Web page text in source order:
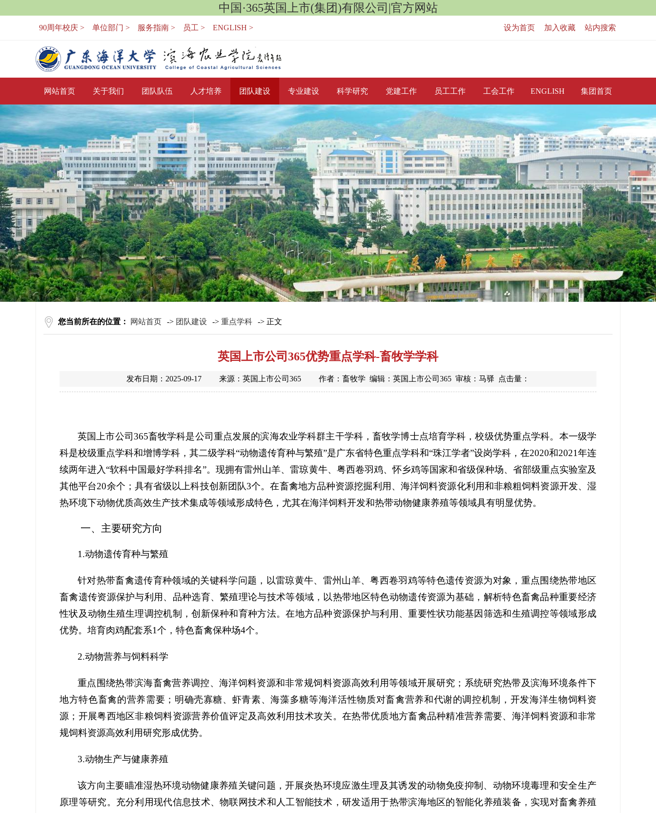
中国·365英国上市(集团)有限公司|官方网站
90周年校庆 > 单位部门 > 服务指南 > 员工 > ENGLISH > 设为首页 加入收藏 站内搜索
网站首页 关于我们 团队队伍 人才培养 团队建设 专业建设 科学研究 党建工作 员工工作 工会工作 ENGLISH 集团首页
您当前所在的位置： 网站首页 -> 团队建设 -> 重点学科 -> 正文
英国上市公司365优势重点学科-畜牧学学科
发布日期：2025-09-17 来源：英国上市公司365 作者：畜牧学 编辑：英国上市公司365 审核：马驿 点击量：
英国上市公司365畜牧学科是公司重点发展的滨海农业学科群主干学科，畜牧学博士点培育学科，校级优势重点学科。本一级学
科是校级重点学科和增博学科，其二级学科“动物遗传育种与繁殖”是广东省特色重点学科和“珠江学者”设岗学科， 在2020和2021年连
续两年进入“软科中国最好学科排名”。现拥有雷州山羊、雷琼黄牛、粤西卷羽鸡、怀乡鸡等国家和省级保种场、省部级重点实验室及
其他平台20余个；具有省级以上科技创新团队3个。在畜禽地方品种资源挖掘利用、海洋饲料资源化利用和非粮粗饲料资源开发、湿
热环境下动物优质高效生产技术集成等领域形成特色，尤其在海洋饲料开发和热带动物健康养殖等领域具有明显优势。
一、 主要研究方向
1.动物遗传育种与繁殖
针对热带畜禽遗传育种领域的关键科学问题，以雷琼黄牛、雷州山羊、粤西卷羽鸡等特色遗传资源为对象，重点围绕热带地区
畜禽遗传资源保护与利用、品种选育、繁殖理论与技术等领域，以热带地区特色动物遗传资源为基础，解析特色畜禽品种重要经济
性状及动物生殖生理调控机制，创新保种和育种方法。在地方品种资源保护与利用、重要性状功能基因筛选和生殖调控等领域形成
优势。培育肉鸡配套系1个，特色畜禽保种场4个。
2.动物营养与饲料科学
重点围绕热带滨海畜禽营养调控、海洋饲料资源和非常规饲料资源高效利用等领域开展研究；系统研究热带及滨海环境条件下
地方特色畜禽的营养需要；明确壳寡糖、虾青素、海藻多糖等海洋活性物质对畜禽营养和代谢的调控机制，开发海洋生物饲料资
源；开展粤西地区非粮饲料资源营养价值评定及高效利用技术攻关。在热带优质地方畜禽品种精准营养需要、海洋饲料资源和非常
规饲料资源高效利用研究形成优势。
3.动物生产与健康养殖
该方向主要瞄准湿热环境动物健康养殖关键问题，开展炎热环境应激生理及其诱发的动物免疫抑制、动物环境毒理和安全生产
原理等研究。充分利用现代信息技术、物联网技术和人工智能技术，研发适用于热带滨海地区的智能化养殖装备，实现对畜禽养殖